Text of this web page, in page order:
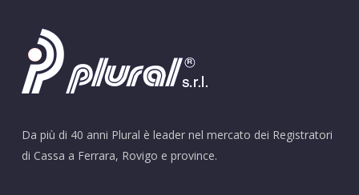
Da più di 40 anni Plural è leader nel mercato dei Registratori
di Cassa a Ferrara, Rovigo e province.